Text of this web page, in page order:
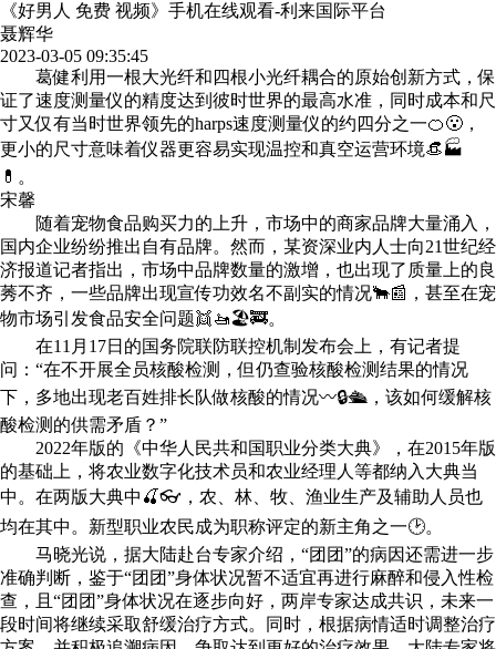
《好男人 免费 视频》手机在线观看-利来国际平台
聂辉华
2023-03-05 09:35:45
葛健利用一根大光纤和四根小光纤耦合的原始创新方式，保
证了速度测量仪的精度达到彼时世界的最高水准，同时成本和尺
寸又仅有当时世界领先的harps速度测量仪的约四分之一🍊😮，
更小的尺寸意味着仪器更容易实现温控和真空运营环境👒🏭
💊。
宋馨
随着宠物食品购买力的上升，市场中的商家品牌大量涌入，
国内企业纷纷推出自有品牌。然而，某资深业内人士向21世纪经
济报道记者指出，市场中品牌数量的激增，也出现了质量上的良
莠不齐，一些品牌出现宣传功效名不副实的情况🐂📰，甚至在宠
物市场引发食品安全问题👯🚤🏖🚒。
在11月17日的国务院联防联控机制发布会上，有记者提
问：“在不开展全员核酸检测，但仍查验核酸检测结果的情况
下，多地出现老百姓排长队做核酸的情况〰🔒🛳，该如何缓解核
酸检测的供需矛盾？”
2022年版的《中华人民共和国职业分类大典》，在2015年版
的基础上，将农业数字化技术员和农业经理人等都纳入大典当
中。在两版大典中🍒👓，农、林、牧、渔业生产及辅助人员也
均在其中。新型职业农民成为职称评定的新主角之一🕑。
马晓光说，据大陆赴台专家介绍，“团团”的病因还需进一步
准确判断，鉴于“团团”身体状况暂不适宜再进行麻醉和侵入性检
查，且“团团”身体状况在逐步向好，两岸专家达成共识，未来一
段时间将继续采取舒缓治疗方式。同时，根据病情适时调整治疗